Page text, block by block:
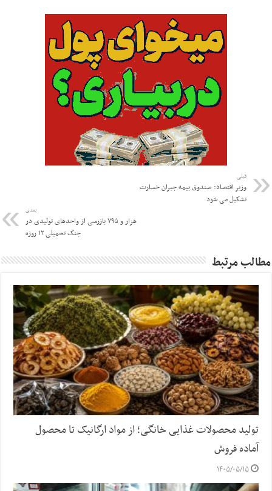
قبلی
وزیر اقتصاد: صندوق بیمه جبران خسارت
تشکیل می شود
بعدی
هزار و ۷۹۵ بازرسی از واحدهای تولیدی در
جنگ تحمیلی ۱۲ روزه
مطالب مرتبط
تولید محصولات غذایی خانگی؛ از مواد ارگانیک تا محصول
آماده فروش
۱۴۰۵/۰۵/۱۵